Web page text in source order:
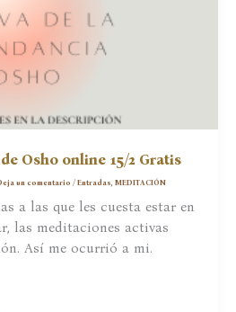
Osho online 15/2 Gratis
un comentario /Entradas ,MEDITACIÓN
a las que les cuesta estar en
las meditaciones activas
Así me ocurrió a mi.